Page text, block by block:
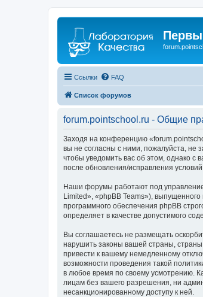
Ссылки FAQ
Список форумов
forum.pointschool.ru - Общие
Заходя на конференцию
вы не согласны с ними, пожалуйста, не
чтобы уведомить вас об этом, однако с
после обновления/исправления
Наши форумы работают под
Limited», «phpBB Teams»), выпущенного
программного обеспечения phpBB
определяет в качестве допустимого
Вы соглашаетесь не размещать
нарушить законы вашей страны,
привести к вашему немедленному
возможности проведения такой
в любое время по своему усмотрению.
лицам без вашего разрешения, ни
несанкционированному доступу к ней.